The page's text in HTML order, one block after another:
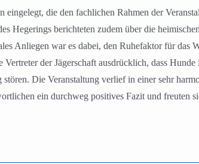
eingelegt, die den fachlichen Rahmen der
Hegerings berichteten zudem über die
Anliegen war es dabei, den Ruhefaktor für
der Jägerschaft ausdrücklich, dass
Die Veranstaltung verlief in einer sehr
ein durchweg positives Fazit und freuten